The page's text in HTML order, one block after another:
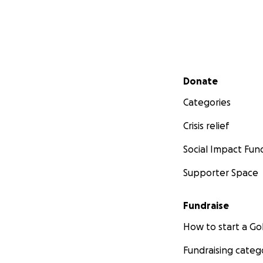
Secondary menu
Donate
Categories
Crisis relief
Social Impact
Supporter Space
Fundraise
How to start a
Fundraising